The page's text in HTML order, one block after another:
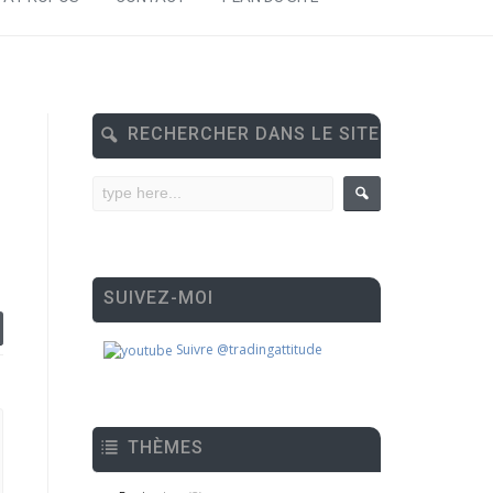
RECHERCHER DANS LE SITE
SUIVEZ-MOI
Suivre @tradingattitude
THÈMES